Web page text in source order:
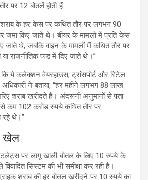
पर 12 बोतलें होती हैं
के हर केस पर कथित तौर पर लगभग 90
जमा किए जाते थे। बीयर के मामलों में प्रति केस
थे, जबकि वाइन के मामलों में कथित तौर पर
राजनीतिक फंड में दिए जाते थे।”
कि ये कलेक्शन वेयरहाउस, ट्रांसपोर्ट और रिटेल
ने बताया, “हर महीने लगभग 88 लाख
शराब खरीदते हैं। अंदरूनी अनुमानों से पता
कम 102 करोड़ रुपये कथित तौर पर
रहे थे।”
खेल
पर लागू खाली बोतल के लिए 10 रुपये के
सिस्टम की भी समीक्षा कर रही है।
शराब की हर बोतल खरीदने पर 10 रुपये का